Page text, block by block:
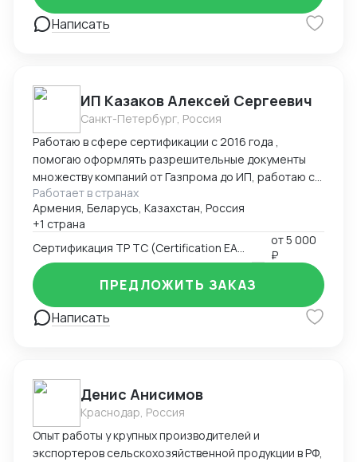
Написать
ИП Казаков Алексей Сергеевич
Санкт-Петербург, Россия
Работаю в сфере сертификации с 2016 года ,
помогаю оформлять разрешительные документы
множеству компаний от Газпрома до ИП, работаю с
таможенными брокерами
Работает в странах
Армения, Беларусь, Казахстан, Россия
+1 страна
от5 000
₽
Написать
ПРЕДЛОЖИТЬ ЗАКАЗ
Денис Анисимов
Краснодар, Россия
Опыт работы у крупных производителей и
экспортеров сельскохозяйственной продукции в РФ,